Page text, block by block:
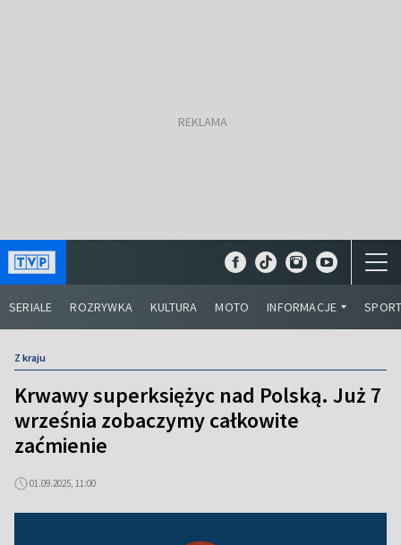
SERIALE ROZRYWKA KULTURA MOTO INFORMACJE
Z kraju
Krwawy superksiężyc nad Polską. Już 7
września zobaczymy całkowite
zaćmienie
01.09.2025, 11:00